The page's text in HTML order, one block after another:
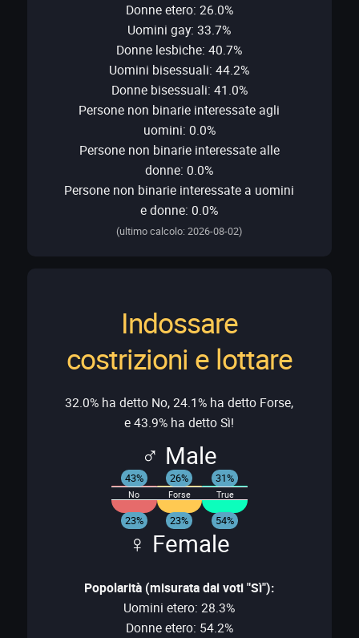
Donne etero: 26.0%
Uomini gay: 33.7%
Donne lesbiche: 40.7%
Uomini bisessuali: 44.2%
Donne bisessuali: 41.0%
Persone non binarie interessate agli
uomini: 0.0%
Persone non binarie interessate alle
donne: 0.0%
Persone non binarie interessate a uomini
e donne: 0.0%
(ultimo calcolo: 2026-08-02)
Indossare
costrizioni e lottare
32.0% ha detto No, 24.1% ha detto Forse,
e 43.9% ha detto Sì!
♂ Male
No
43%
Forse
26%
True
31%
23% 23% 54%
♀ Female
Popolarità (misurata dai voti "Sì"):
Uomini etero: 28.3%
Donne etero: 54.2%